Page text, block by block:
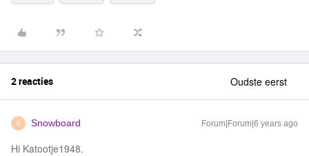
2 reacties Oudste eerst
S Snowboard Forum|Forum|6 years ago
Hi Katootje1948.